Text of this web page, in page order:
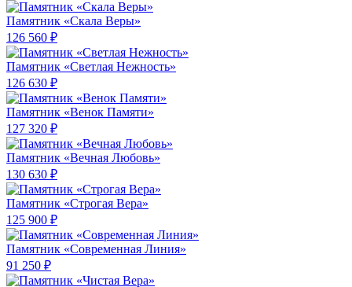
Памятник «Скала Веры»
126 560 ₽
Памятник «Светлая Нежность»
126 630 ₽
Памятник «Венок Памяти»
127 320 ₽
Памятник «Вечная Любовь»
130 630 ₽
Памятник «Строгая Вера»
125 900 ₽
Памятник «Современная Линия»
91 250 ₽